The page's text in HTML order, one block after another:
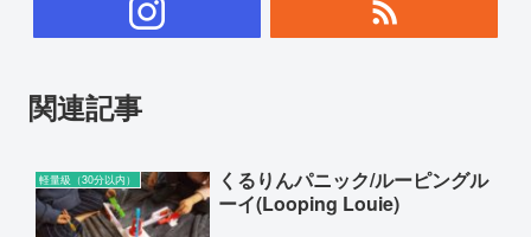
関連記事
軽量級（30分以内）
くるりんパニック/ルーピングル
ーイ(Looping Louie)